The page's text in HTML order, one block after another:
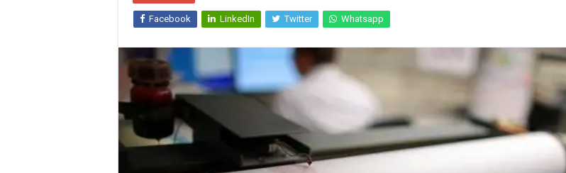
Facebook LinkedIn Twitter Whatsapp